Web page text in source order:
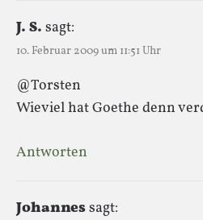
J. S. sagt:
10. Februar 2009 um 11:51 Uhr
@Torsten
Wieviel hat Goethe denn
Antworten
Johannessagt: